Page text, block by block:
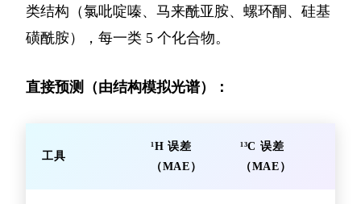
类结构（氯吡啶嗪、马来酰亚胺、螺环酮、硅基
磺酰胺），每一类 5 个化合物。
直接预测（由结构模拟光谱）：
工具
¹H 误差
（MAE）
¹³C 误差
（MAE）